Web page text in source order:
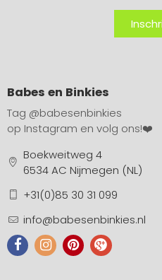
Babes en Binkies
Tag @babesenbinkies
op Instagram en volg ons!❤️
Boekweitweg 4
6534 AC Nijmegen (NL)
+31(0)85 30 31 099
info@babesenbinkies.nl